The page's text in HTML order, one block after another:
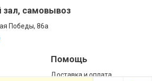
самовывоз
Победы, 86а
Помощь
Доставка и оплата